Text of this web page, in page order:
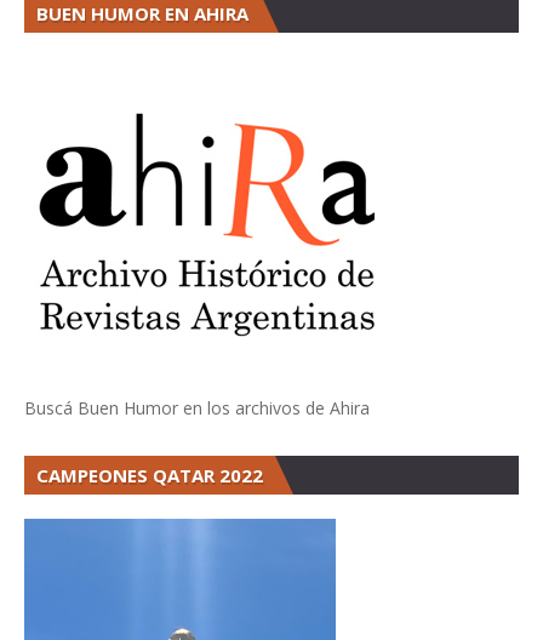
BUEN HUMOR EN AHIRA
Buscá Buen Humor en los archivos de Ahira
CAMPEONES QATAR 2022